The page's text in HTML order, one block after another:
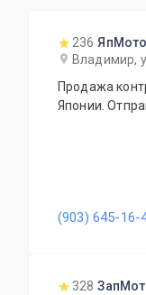
236
Владимир,
Продажа
Японии.
(903) 645-16-
328